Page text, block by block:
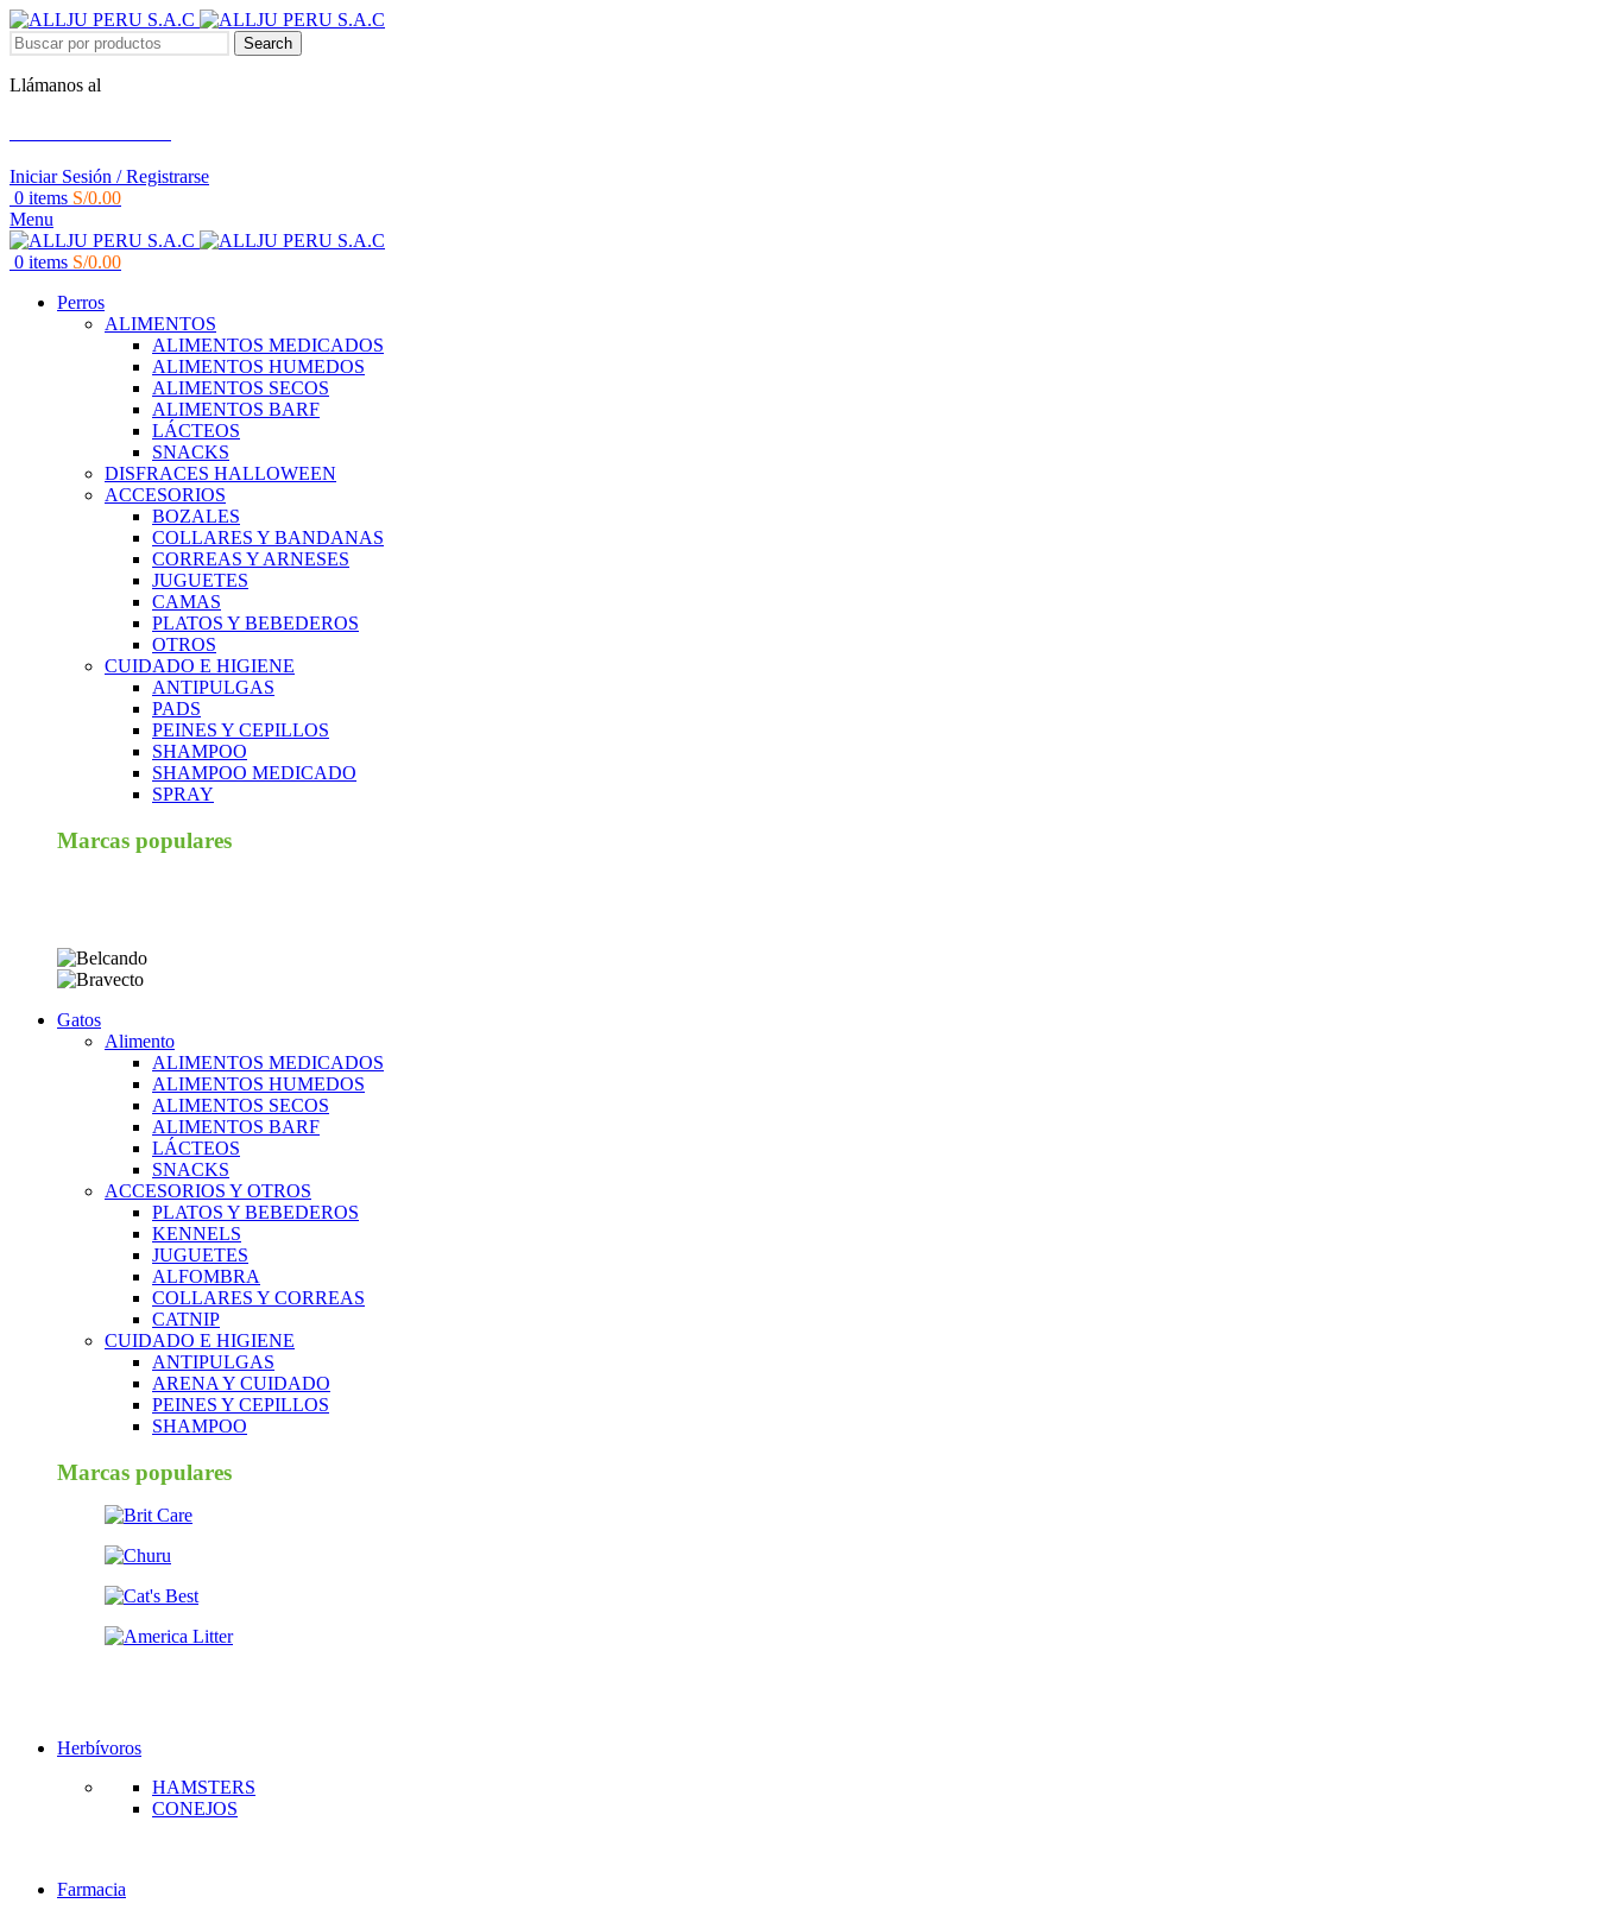
Search
Llámanos al
Iniciar Sesión / Registrarse
0 items S/0.00
Menu
0 items S/0.00
Perros
ALIMENTOS
ALIMENTOS MEDICADOS
ALIMENTOS HUMEDOS
ALIMENTOS SECOS
ALIMENTOS BARF
LÁCTEOS
SNACKS
DISFRACES HALLOWEEN
ACCESORIOS
BOZALES
COLLARES Y BANDANAS
CORREAS Y ARNESES
JUGUETES
CAMAS
PLATOS Y BEBEDEROS
OTROS
CUIDADO E HIGIENE
ANTIPULGAS
PADS
PEINES Y CEPILLOS
SHAMPOO
SHAMPOO MEDICADO
SPRAY
Marcas populares
Gatos
Alimento
ALIMENTOS MEDICADOS
ALIMENTOS HUMEDOS
ALIMENTOS SECOS
ALIMENTOS BARF
LÁCTEOS
SNACKS
ACCESORIOS Y OTROS
PLATOS Y BEBEDEROS
KENNELS
JUGUETES
ALFOMBRA
COLLARES Y CORREAS
CATNIP
CUIDADO E HIGIENE
ANTIPULGAS
ARENA Y CUIDADO
PEINES Y CEPILLOS
SHAMPOO
Marcas populares
Herbívoros
HAMSTERS
CONEJOS
Farmacia